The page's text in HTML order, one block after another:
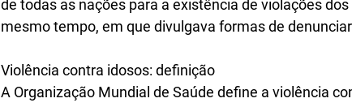
de todas as nações para a existência de violações
mesmo tempo, em que divulgava formas de
Violência contra idosos: definição
A Organização Mundial de Saúde define a violência